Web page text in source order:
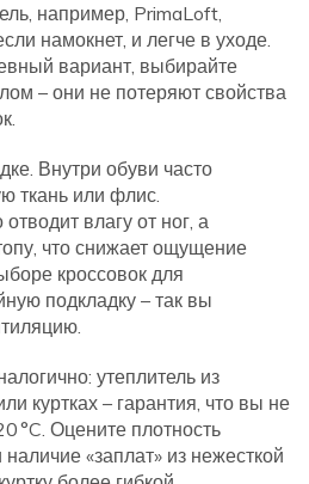
например, PrimaLoft,
намокнет, и легче в уходе.
вариант, выбирайте
– они не потеряют свойства
Внутри обуви часто
ткань или флис.
влагу от ног, а
что снижает ощущение
кроссовок для
подкладку – так вы
утеплитель из
куртках – гарантия, что вы не
°C. Оцените плотность
«заплат» из нежесткой